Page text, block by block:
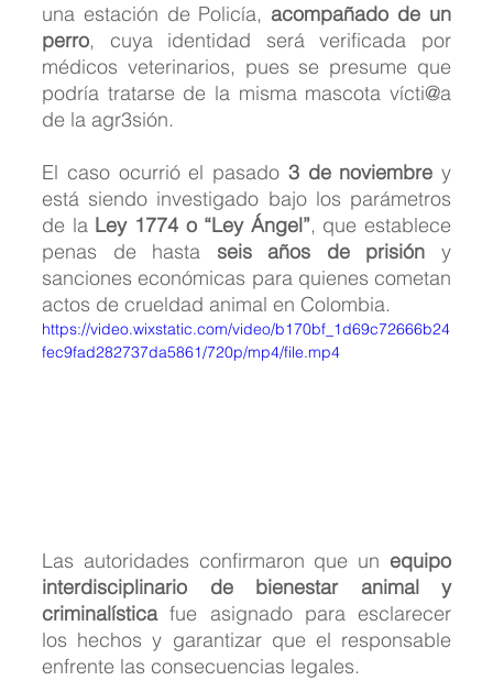
una estación de Policía, acompañado de un
perro, cuya identidad será verificada por
médicos veterinarios, pues se presume que
podría tratarse de la misma mascota vícti@a
de la agr3sión.
El caso ocurrió el pasado 3 de noviembre y
está siendo investigado bajo los parámetros
de la Ley 1774 o “Ley Ángel”, que establece
penas de hasta seis años de prisión y
sanciones económicas para quienes cometan
actos de crueldad animal en Colombia.
https://video.wixstatic.com/video/b170bf_1d69c72666b24
fec9fad282737da5861/720p/mp4/file.mp4
Las autoridades confirmaron que un equipo
interdisciplinario de bienestar animal y
criminalística fue asignado para esclarecer
los hechos y garantizar que el responsable
enfrente las consecuencias legales.